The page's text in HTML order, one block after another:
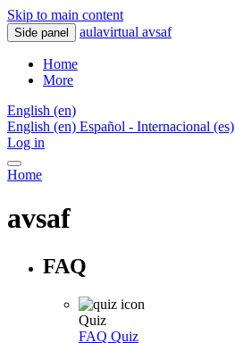
Skip to main content
Side panel aulavirtual avsaf
Home
More
English ‎(en)‎
English ‎(en)‎ Español - Internacional ‎(es)‎
Log in
Home
avsaf
FAQ
Quiz
FAQ Quiz